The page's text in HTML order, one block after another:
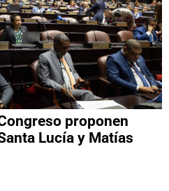
proponen
Lucía y Matías